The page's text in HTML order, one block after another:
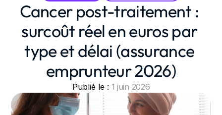
Cancer post-traitement :
surcoût réel en euros par
type et délai (assurance
emprunteur 2026)
Publié le : 1 juin 2026